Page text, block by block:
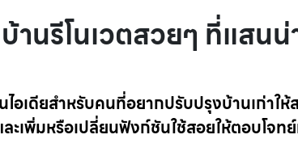
านรีโนเวตสวยๆ ที่แสน
ไอเดียสำหรับคนที่อยากปรับปรุงบ้านเก่าใ
ะเพิ่มหรือเปลี่ยนฟังก์ชันใช้สอยให้ตอบโจท